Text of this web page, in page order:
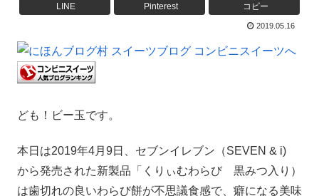
LINE Pinterest コピー
2019.05.16
ども！ビー玉です。
本日は2019年4月9日、セブンイレブン（SEVEN & i)
から発売された新製品「くりぃむわらび 黒みつ入り）
は歯切れの良いわらび餅が不思議食感で、癖になる美味